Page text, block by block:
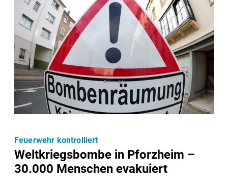
Weltkriegsbombe in Pforzheim –
30.000 Menschen evakuiert
Feuerwehr kontrolliert